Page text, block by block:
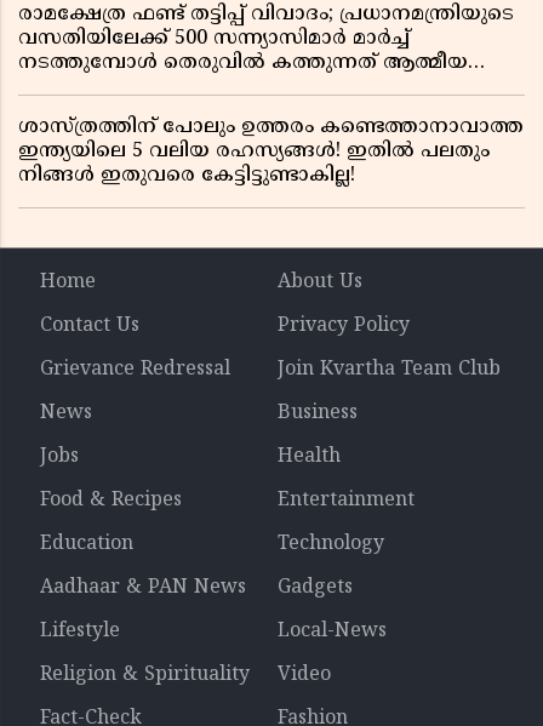
രാമക്ഷേത്ര ഫണ്ട് തട്ടിപ്പ് വിവാദം; പ്രധാനമന്ത്രിയുടെ
വസതിയിലേക്ക് 500 സന്ന്യാസിമാർ മാർച്ച്
നടത്തുമ്പോൾ തെരുവിൽ കത്തുന്നത് ആത്മീയ
ശാസ്ത്രത്തിന് പോലും ഉത്തരം കണ്ടെത്താനാവാത്ത
ഇന്ത്യയിലെ 5 വലിയ രഹസ്യങ്ങൾ! ഇതിൽ പലതും
നിങ്ങൾ ഇതുവരെ കേട്ടിട്ടുണ്ടാകില്ല!
Home
About Us
Contact Us
Privacy Policy
Grievance Redressal
Join Kvartha Team Club
News
Business
Jobs
Health
Food & Recipes
Entertainment
Education
Technology
Aadhaar & PAN News
Gadgets
Lifestyle
Local-News
Religion & Spirituality
Video
Fact-Check
Fashion